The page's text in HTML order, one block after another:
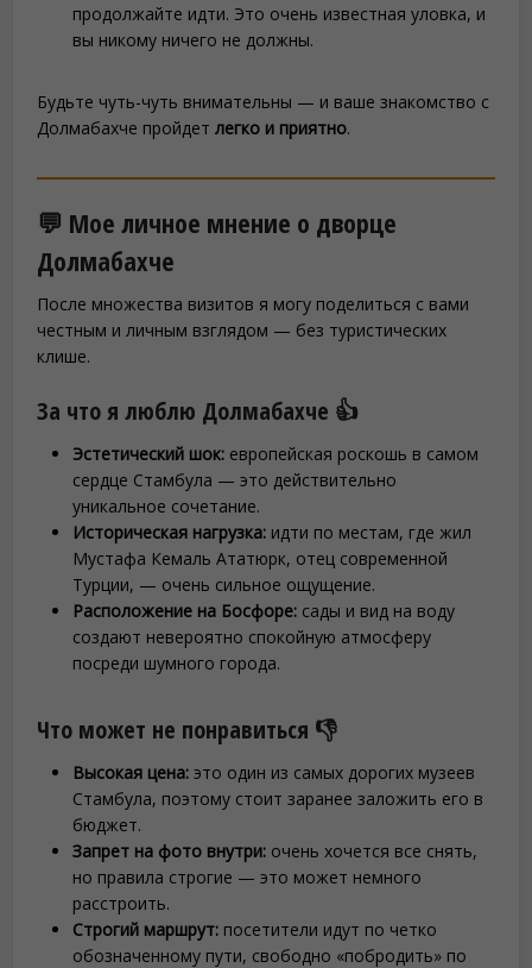
продолжайте идти. Это очень известная уловка, и
вы никому ничего не должны.
Будьте чуть-чуть внимательны — и ваше знакомство с
Долмабахче пройдетлегко и приятно.
💬 Мое личное мнение о дворце
Долмабахче
После множества визитов я могу поделиться с вами
честным и личным взглядом — без туристических
клише.
За что я люблю Долмабахче 👍
Эстетический шок: европейская роскошь в самом
сердце Стамбула — это действительно
уникальное сочетание.
Историческая нагрузка: идти по местам, где жил
Мустафа Кемаль Ататюрк, отец современной
Турции, — очень сильное ощущение.
Расположение на Босфоре: сады и вид на воду
создают невероятно спокойную атмосферу
посреди шумного города.
Что может не понравиться 👎
Высокая цена: это один из самых дорогих музеев
Стамбула, поэтому стоит заранее заложить его в
бюджет.
Запрет на фото внутри: очень хочется все снять,
но правила строгие — это может немного
расстроить.
Строгий маршрут: посетители идут по четко
обозначенному пути, свободно «побродить» по